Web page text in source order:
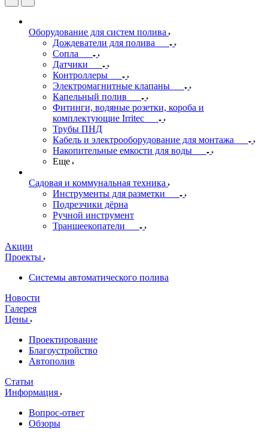
Оборудование для систем полива
Дождеватели для полива
Сопла
Датчики
Контроллеры
Электромагнитные клапаны
Капельный полив
Фитинги, водяные розетки, короба и
комплектующие Irritec
Трубы ПНД
Кабель и электрооборудование для монтажа
Накопительные емкости для воды
Еще
Садовая и коммунальная техника
Инструменты для разметки
Подрезчики дёрна
Ручной инструмент
Траншеекопатели
Акции
Проекты
Системы автоматического полива
Новости
Галерея
Цены
Проектирование
Благоустройство
Автополив
Статьи
Информация
Вопрос-ответ
Обзоры